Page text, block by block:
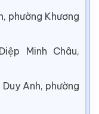
phường Khương
Minh Châu,
Anh, phường